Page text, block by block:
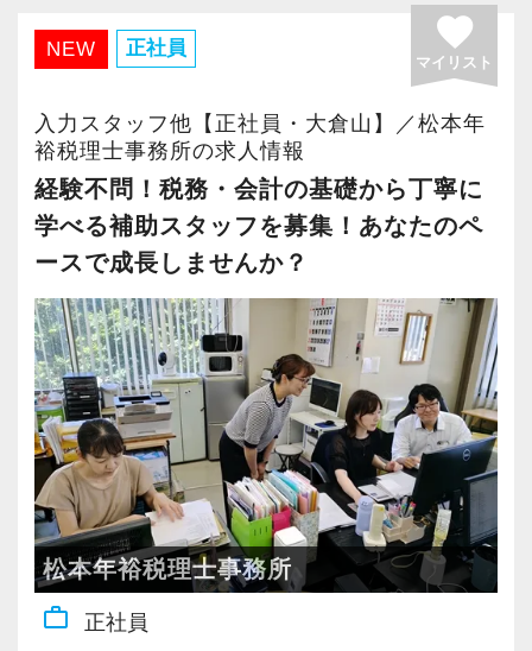
昇級は年に2回の自己申請制で何度でもチャレン
ジできます。
【定期的な班替えや席替えで、より多くのこと
を学べる体制！】
当社ではフリーアドレスと固定席を併用しなが
ら業務を行っています。
そのなかで定期的な席替えやチームの班替えを
実施。得意分野や経験の異なる様々な人と一緒
に仕事を行うことで、より柔軟かつ多彩なノウ
ハウや知識を身に付けられる体制を整えていま
す。
また関西・関東とそれぞれの拠点での交流もあ
り、オンライン・オフラインを問わず気軽に話
し合える社風です。
【各種社会保険完備、ユニークな手当制度あ
り】
社会保険等の一般的な福利厚生の他に、各種手
で、育成には多くの実績と自信があります。
安心してこの業界に飛び込んできてください！
入社後はOJTとOFF-JTを並行してマンツーマン
で指導します。
まったくの未経験者であれば、税務や会計に関
する座学や教養はOFF-JTで学びながら実務やお
客様対応についてはOJTで実践的に研修を実
社内のロープレでお客様対応の練習ができるの
で、より堅実にステップアップすることができ
ます。
まずは簡単な入力業務から少しずつ仕事に慣れ
てもらい、できることを増やしながら徐々に担
当をお任せしていきます。
私たちが未経験者に求めるのは、謙虚さと素直
さです。
常に学ぶ姿勢を忘れず、謙虚に仕事に取り組ん
【マネジメントやキャリアチェンジ、メンバー
自身の「挑戦」を重視】
サービスのワンストップ化と全国展開を目指し
て成長を続ける私たちは、さらに仲間を増や
し、支店展開し、組織を大きくしていきます。
事業展開やご自身のキャリア志向に応じて、チ
ームや支店を率いるマネジメントの立場に就い
ていただくことや、新しく事業部門が立ち上が
る際の主担当へのキャリアチェンジなど、チャ
レンジしたい気持ちには適切に機会を提供する
ことで応えたいと考えています。
【採用基準は “スタンス ＞ 能力” 】
プロフェッショナルとしての気概があり、ファ
ーストクラスのコンサルティングサービスを提
供するために“学習と成長を続ける”専門家組織。
それが、私たちが追い求める組織像です。
・有給取得率90％以上
・繁忙期も月30～40h程度
・男性の育休取得率100％
・テレワーク導入済み
・全席デュアルモニタ完備
・クライアント2500社以上
・9割が紹介の安定基盤
・一般企業～医療・学校法人まで対応
・個人～大企業まで幅広く経験可能
・税務顧問＋資産税に関与
・相続／事業承継／M&Aにも対応
＜成長中の税理士法人＞
・全国14拠点で事業展開
・従業員240名以上に拡大
NEW 正社員 favorite
マイリスト
入力スタッフ他【正社員・大倉山】／松本年
裕税理士事務所の求人情報
経験不問！税務・会計の基礎から丁寧に
学べる補助スタッフを募集！あなたのペ
ースで成長しませんか？
松本年裕税理士事務所
work_outline 正社員